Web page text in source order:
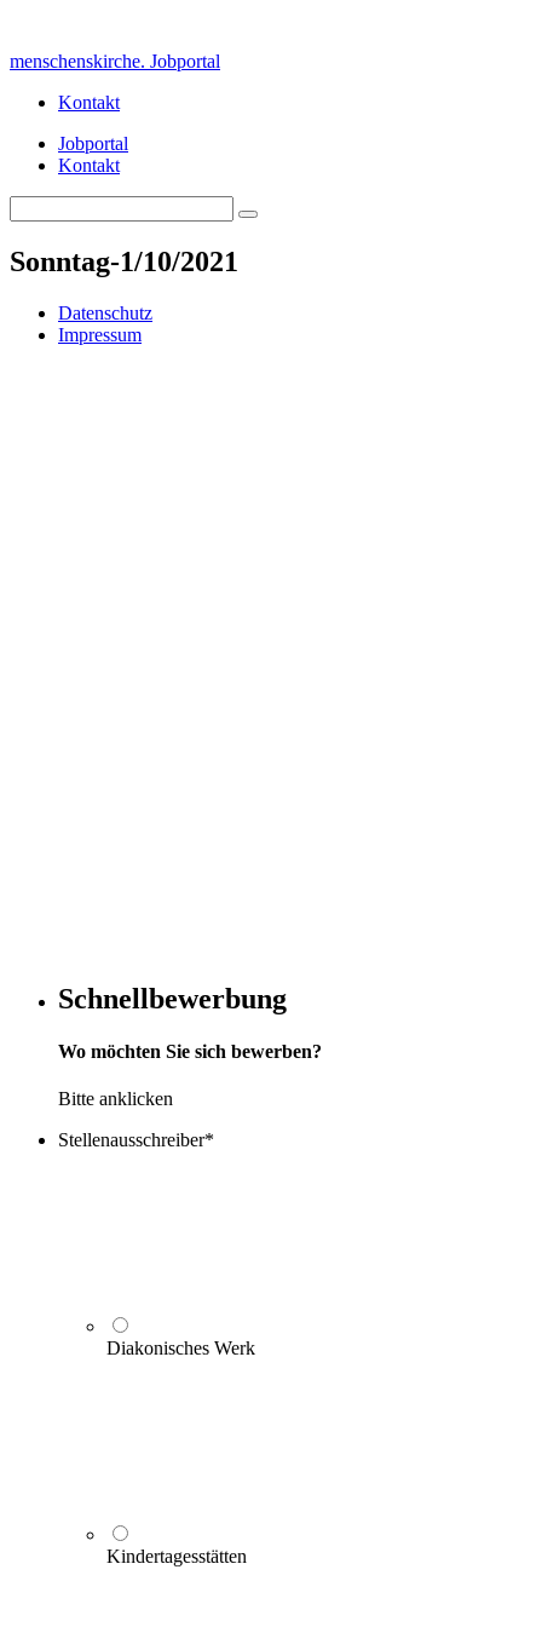
content
menschenskirche. Jobportal
Kontakt
Jobportal
Kontakt
for:
Search
Sonntag-1/10/2021
Datenschutz
Impressum
Schnellbewerbung
Wo möchten Sie sich bewerben?
Bitte anklicken
Stellenausschreiber*
Diakonisches Werk
Kindertagesstätten